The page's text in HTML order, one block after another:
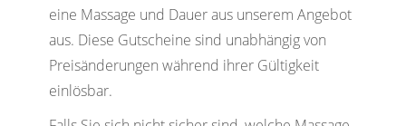
eine Massage und Dauer aus unserem Angebot
aus. Diese Gutscheine sind unabhängig von
Preisänderungen während ihrer Gültigkeit
einlösbar.